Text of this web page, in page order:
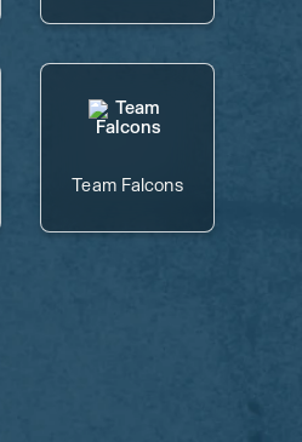
Team Falcons